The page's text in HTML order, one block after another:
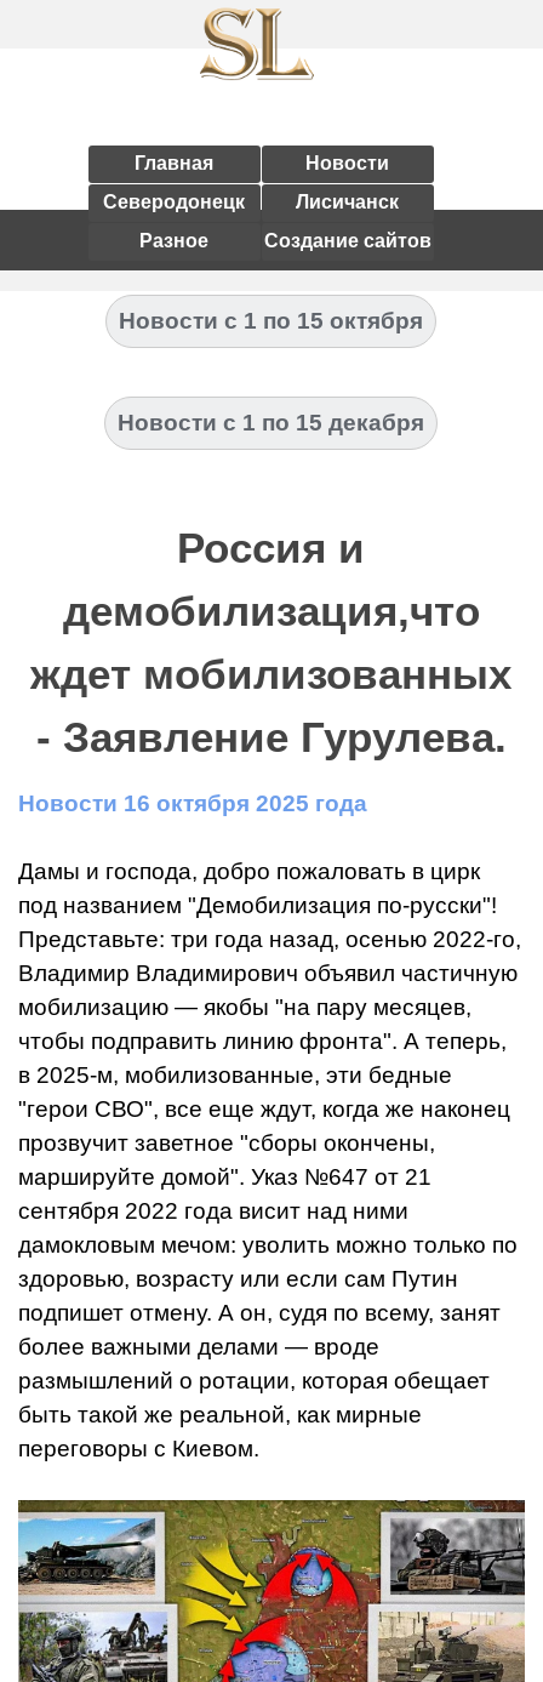
Главная
Новости
Северодонецк
Лисичанск
Разное
Создание сайтов
Новости с 1 по 15 октября
Новости с 1 по 15 декабря
Россия и
демобилизация,что
ждет мобилизованных
- Заявление Гурулева.
Новости 16 октября 2025 года
Дамы и господа, добро пожаловать в цирк
под названием "Демобилизация по-русски"!
Представьте: три года назад, осенью 2022-го,
Владимир Владимирович объявил частичную
мобилизацию — якобы "на пару месяцев,
чтобы подправить линию фронта". А теперь,
в 2025-м, мобилизованные, эти бедные
"герои СВО", все еще ждут, когда же наконец
прозвучит заветное "сборы окончены,
маршируйте домой". Указ №647 от 21
сентября 2022 года висит над ними
дамокловым мечом: уволить можно только по
здоровью, возрасту или если сам Путин
подпишет отмену. А он, судя по всему, занят
более важными делами — вроде
размышлений о ротации, которая обещает
быть такой же реальной, как мирные
переговоры с Киевом.